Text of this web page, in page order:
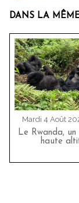
DANS LA
Mardi 4 Août
Le Rwanda, un
haute